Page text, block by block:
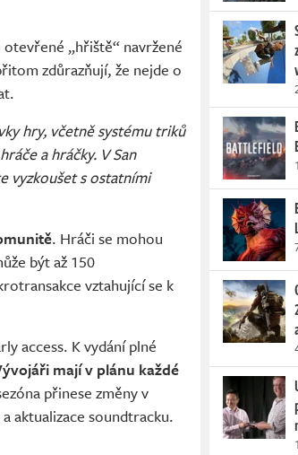
„hřiště“ navržené
zdůrazňují, že nejde o
hry, včetně systému triků
a hráčky. V San
vyzkoušet s ostatními
. Hráči se mohou
být až 150
vztahující se k
access. K vydání plné
mají v plánu každé
přinese změny v
aktualizace soundtracku.